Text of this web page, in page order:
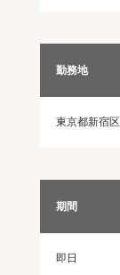
勤務地
東京都新宿
期間
即日